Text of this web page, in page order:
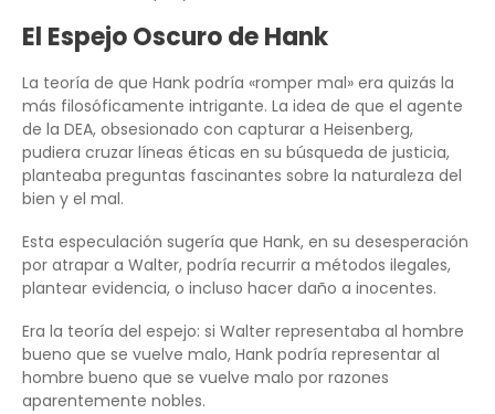
El Espejo Oscuro de Hank
La teoría de que Hank podría «romper mal» era quizás la
más filosóficamente intrigante. La idea de que el agente
de la DEA, obsesionado con capturar a Heisenberg,
pudiera cruzar líneas éticas en su búsqueda de justicia,
planteaba preguntas fascinantes sobre la naturaleza del
bien y el mal.
Esta especulación sugería que Hank, en su desesperación
por atrapar a Walter, podría recurrir a métodos ilegales,
plantear evidencia, o incluso hacer daño a inocentes.
Era la teoría del espejo: si Walter representaba al hombre
bueno que se vuelve malo, Hank podría representar al
hombre bueno que se vuelve malo por razones
aparentemente nobles.